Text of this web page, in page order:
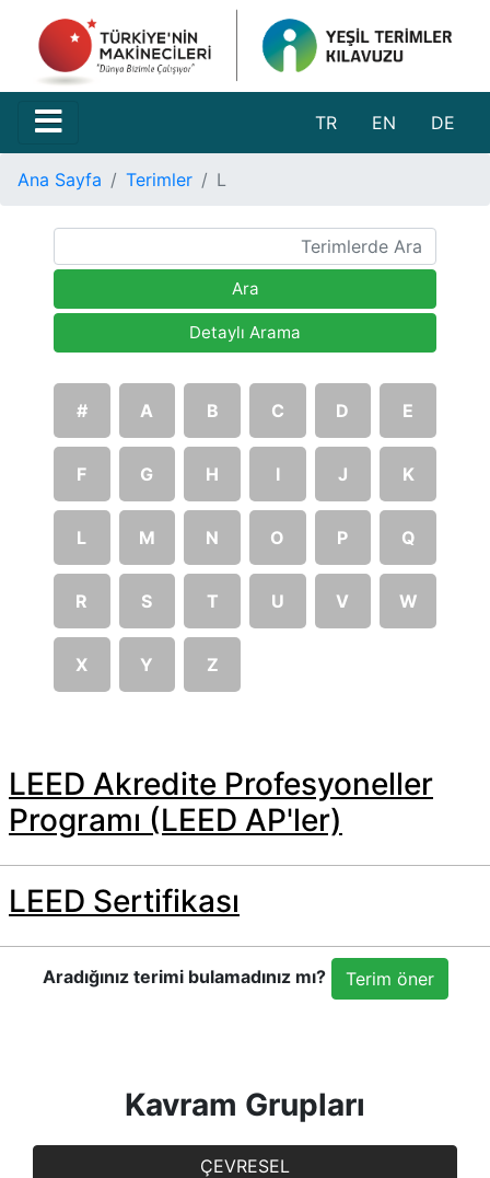
TR EN DE
Ana Sayfa Terimler L
Ara
Detaylı Arama
# A B C D E
F G H I J K
L M N O P Q
R S T U V W
X Y Z
LEED Akredite Profesyoneller
Programı (LEED AP'ler)
LEED Sertifikası
Aradığınız terimi bulamadınız mı? Terim öner
Kavram Grupları
ÇEVRESEL